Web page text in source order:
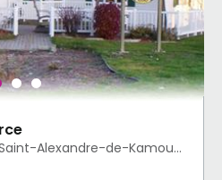
Alexandre-de-Kamouraska, QC